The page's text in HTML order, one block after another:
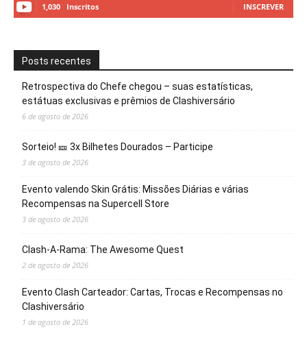
1,030 Inscritos INSCREVER
Posts recentes
Retrospectiva do Chefe chegou – suas estatísticas,
estátuas exclusivas e prêmios de Clashiversário
6 de agosto de 2026
Sorteio! 🎫 3x Bilhetes Dourados – Participe
3 de agosto de 2026
Evento valendo Skin Grátis: Missões Diárias e várias
Recompensas na Supercell Store
3 de agosto de 2026
Clash-A-Rama: The Awesome Quest
2 de agosto de 2026
Evento Clash Carteador: Cartas, Trocas e Recompensas no
Clashiversário
1 de agosto de 2026